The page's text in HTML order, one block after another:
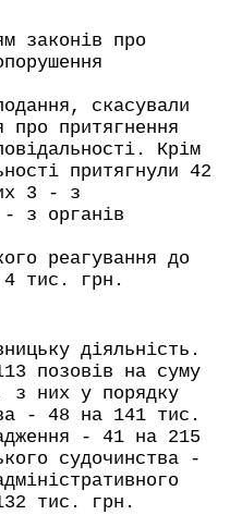
законів про
скасували
про притягнення
Крім
притягнули 42
3 - з
- з органів
реагування до
4 тис. грн.
діяльність.
позовів на суму
них у порядку
- 48 на 141 тис.
- 41 на 215
судочинства -
тис. грн.